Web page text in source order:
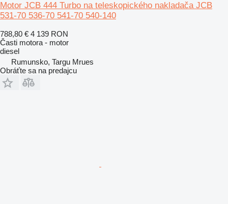
Motor JCB 444 Turbo na teleskopického nakladača JCB
531-70 536-70 541-70 540-140
788,80 € 4 139 RON
Časti motora - motor
diesel
Rumunsko, Targu Mrues
Obráťte sa na predajcu